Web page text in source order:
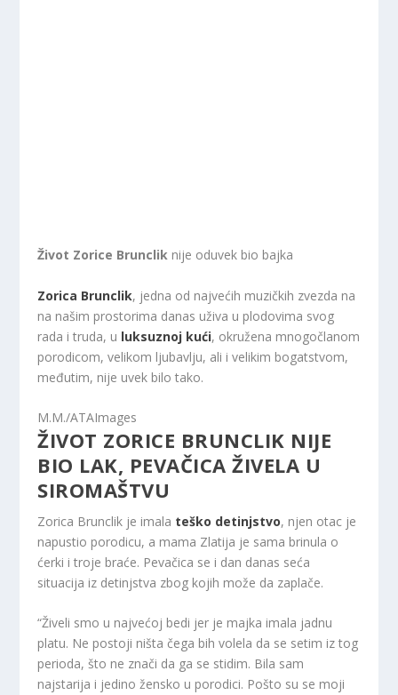
Život Zorice Brunclik nije oduvek bio bajka
Zorica Brunclik, jedna od najvećih muzičkih zvezda na
na našim prostorima danas uživa u plodovima svog
rada i truda, u luksuznoj kući, okružena mnogočlanom
porodicom, velikom ljubavlju, ali i velikim bogatstvom,
međutim, nije uvek bilo tako.
M.M./ATAImages
ŽIVOT ZORICE BRUNCLIK NIJE
BIO LAK, PEVAČICA ŽIVELA U
SIROMAŠTVU
Zorica Brunclik je imala teško detinjstvo, njen otac je
napustio porodicu, a mama Zlatija je sama brinula o
ćerki i troje braće. Pevačica se i dan danas seća
situacija iz detinjstva zbog kojih može da zaplače.
“Živeli smo u najvećoj bedi jer je majka imala jadnu
platu. Ne postoji ništa čega bih volela da se setim iz tog
perioda, što ne znači da ga se stidim. Bila sam
najstarija i jedino žensko u porodici. Pošto su se moji